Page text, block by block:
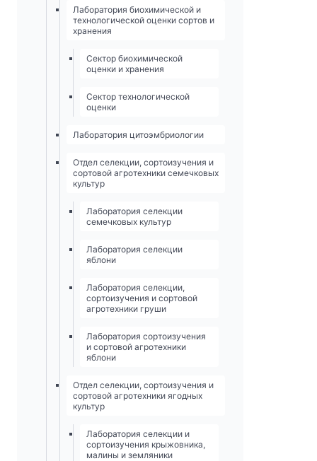
Лаборатория биохимической и
технологической оценки сортов и
хранения
Сектор биохимической
оценки и хранения
Сектор технологической
оценки
Лаборатория цитоэмбриологии
Отдел селекции, сортоизучения и
сортовой агротехники семечковых
культур
Лаборатория селекции
семечковых культур
Лаборатория селекции
яблони
Лаборатория селекции,
сортоизучения и сортовой
агротехники груши
Лаборатория сортоизучения
и сортовой агротехники
яблони
Отдел селекции, сортоизучения и
сортовой агротехники ягодных
культур
Лаборатория селекции и
сортоизучения крыжовника,
малины и земляники